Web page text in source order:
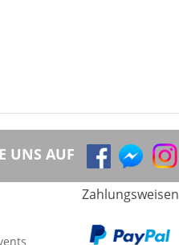
UNS AUF
Zahlungsweisen